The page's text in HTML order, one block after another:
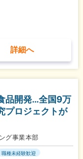
詳細へ
品開発…全国9万
プロジェクトが
グ事業本部
職種未経験歓迎